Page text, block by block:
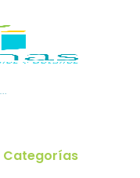
Categorías